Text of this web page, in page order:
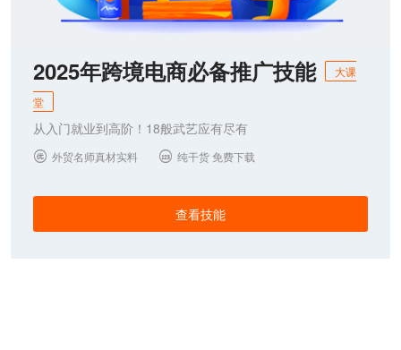
2025年跨境电商必备推广技能
大课
堂
从入门就业到高阶！18般武艺应有尽有
 外贸名师真材实料  纯干货 免费下载
查看技能